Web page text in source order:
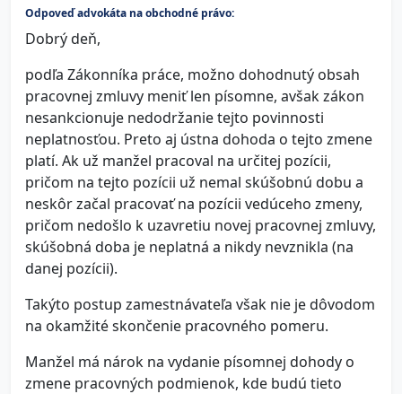
Odpoveď advokáta na obchodné právo:
Dobrý deň,
podľa Zákonníka práce, možno dohodnutý obsah
pracovnej zmluvy meniť len písomne, avšak zákon
nesankcionuje nedodržanie tejto povinnosti
neplatnosťou. Preto aj ústna dohoda o tejto zmene
platí. Ak už manžel pracoval na určitej pozícii,
pričom na tejto pozícii už nemal skúšobnú dobu a
neskôr začal pracovať na pozícii vedúceho zmeny,
pričom nedošlo k uzavretiu novej pracovnej zmluvy,
skúšobná doba je neplatná a nikdy nevznikla (na
danej pozícii).
Takýto postup zamestnávateľa však nie je dôvodom
na okamžité skončenie pracovného pomeru.
Manžel má nárok na vydanie písomnej dohody o
zmene pracovných podmienok, kde budú tieto